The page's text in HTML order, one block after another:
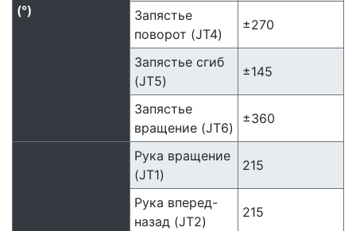
(°)
Запястье
поворот (JT4)
±270
Запястье сгиб
(JT5)
±145
Запястье
вращение (JT6)
±360
Рука вращение
(JT1)
215
Рука вперед-
назад (JT2)
215